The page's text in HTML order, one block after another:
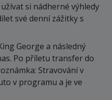
si nádherné výhledy
své denní zážitky s
George a následný
Po příletu transfer do
Stravování v
v programu a je ve